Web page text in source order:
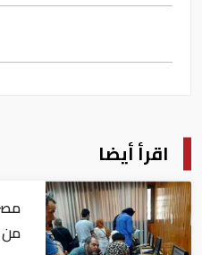
اقرأ أيضا
من